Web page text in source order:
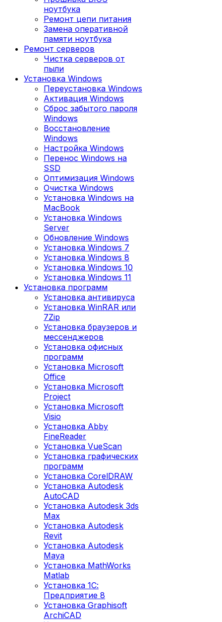
ноутбука
Ремонт цепи питания
Замена оперативной
памяти ноутбука
Ремонт серверов
Чистка серверов от
пыли
Установка Windows
Переустановка Windows
Активация Windows
Сброс забытого пароля
Windows
Восстановление
Windows
Настройка Windows
Перенос Windows на
SSD
Оптимизация Windows
Очистка Windows
Установка Windows на
MacBook
Установка Windows
Server
Обновление Windows
Установка Windows 7
Установка Windows 8
Установка Windows 10
Установка Windows 11
Установка программ
Установка антивируса
Установка WinRAR или
7Zip
Установка браузеров и
мессенджеров
Установка офисных
программ
Установка Microsoft
Office
Установка Microsoft
Project
Установка Microsoft
Visio
Установка Abby
FineReader
Установка VueScan
Установка графических
программ
Установка CorelDRAW
Установка Autodesk
AutoCAD
Установка Autodesk 3ds
Max
Установка Autodesk
Revit
Установка Autodesk
Maya
Установка MathWorks
Matlab
Установка 1С:
Предприятие 8
Установка Graphisoft
ArchiCAD